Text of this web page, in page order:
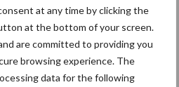
at any time by clicking the
at the bottom of your screen.
are committed to providing you
browsing experience. The
data for the following
Partner nieuws
meer